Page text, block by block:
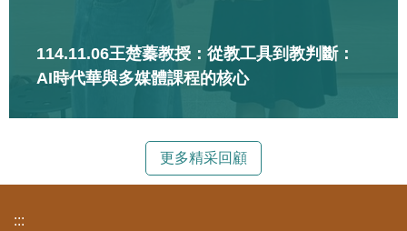
114.11.06王楚蓁教授：從教工具到教判斷：
AI時代華與多媒體課程的核心
更多精采回顧
:::